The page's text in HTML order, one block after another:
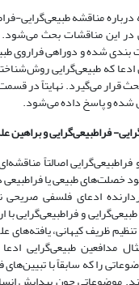
مناقشه ‌طبیعی‌گرایی-
در این مناقشات بحث
شده و دوراهی فراروی
که ‌طبیعی‌گرایی
قرار می‌گیرد. نهایتاً در
شده و پاسخ داده می‌شود.
فرا‌طبیعی‌گرایی و
اصالتاً
خصلت‌‌های طبیعی یا
ادعای فلسفی صریحی
و فرا‌طبیعی‌گرایی با
ظریف کیهانی،
مدافعین ‌طبیعی‌گرایی
را که سابقاً با تبیین‌‌های